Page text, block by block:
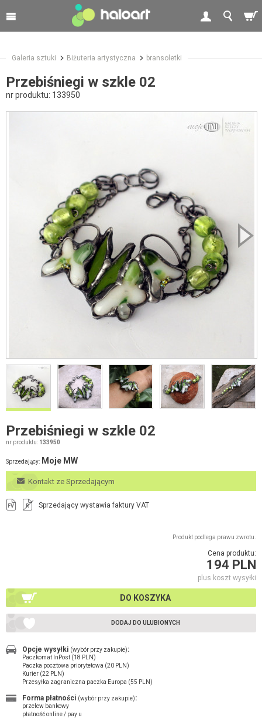
Galeria sztuki Biżuteria artystyczna bransoletki
Przebiśniegi w szkle 02
nr produktu: 133950
Przebiśniegi w szkle 02
nr produktu: 133950
Sprzedający: Moje MW
Kontakt ze Sprzedającym
FV R Sprzedający wystawia faktury VAT
Produkt podlega prawu zwrotu.
Cena produktu:
194 PLN
plus koszt wysyłki
DO KOSZYKA
DODAJ DO ULUBIONYCH
Opcje wysyłki (wybór przy zakupie):
Paczkomat InPost (18 PLN)
Paczka pocztowa priorytetowa (20 PLN)
Kurier (22 PLN)
Przesyłka zagraniczna paczka Europa (55 PLN)
Forma płatności (wybór przy zakupie):
przelew bankowy
płatność online / pay u